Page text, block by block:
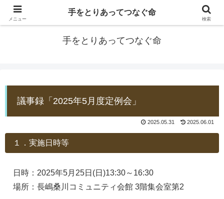
防災士EDOGAWA
手をとりあってつなぐ命
議事録「2025年5月度定例会」
2025.05.31 2025.06.01
１．実施日時等
日時：2025年5月25日(日)13:30～16:30
場所：長嶋桑川コミュニティ会館 3階集会室第2
メニュー
手をとりあってつなぐ命
検索